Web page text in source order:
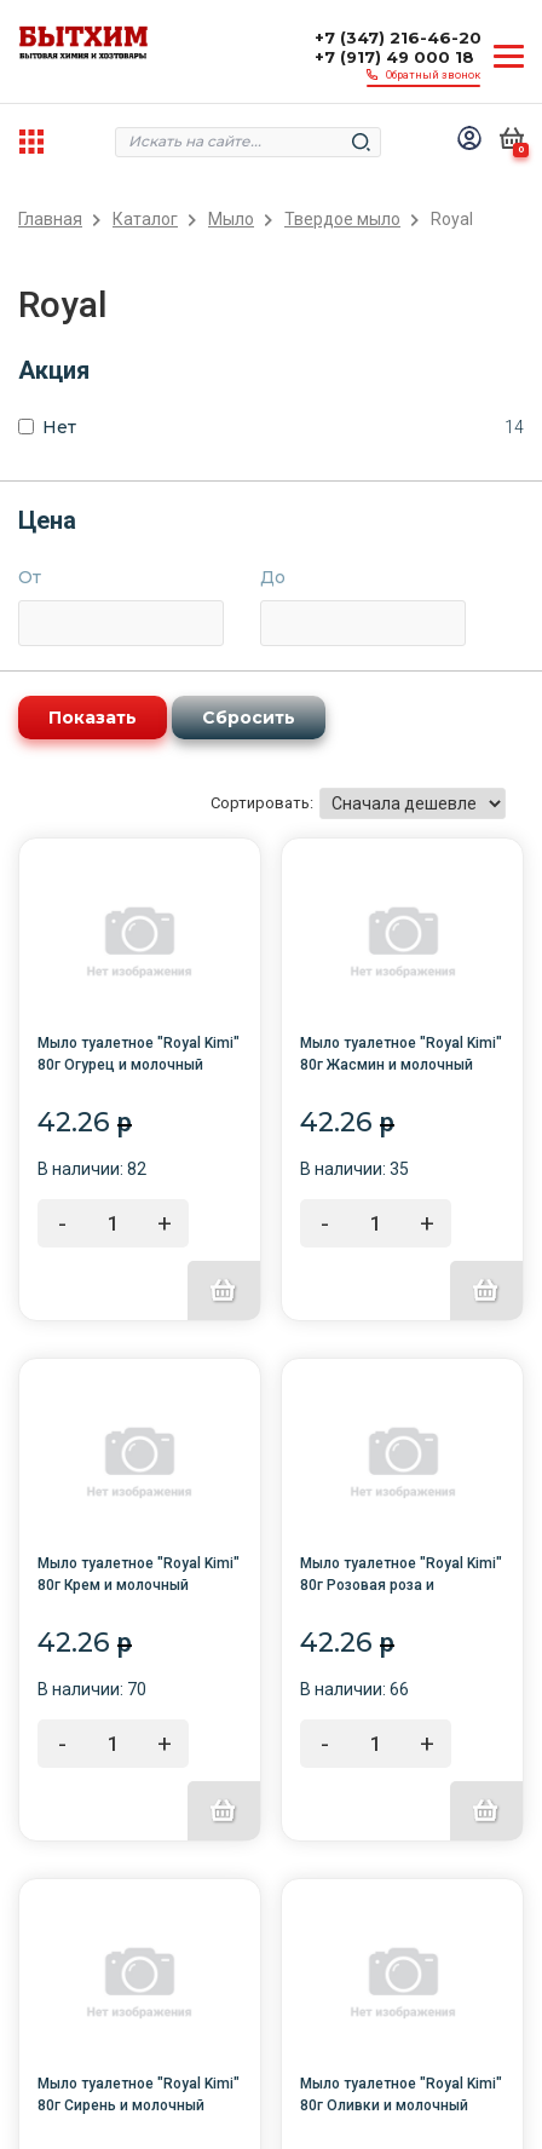
+7 (347) 216-46-20
+7 (917) 49 000 18
Обратный звонок
0
Главная Каталог Мыло Твердое мыло Royal
Royal
Акция
Нет 14
Цена
От До
Сортировать:
Мыло туалетное "Royal Kimi"
80г Огурец и молочный
42.26 p
В наличии: 82
- +
Мыло туалетное "Royal Kimi"
80г Жасмин и молочный
42.26p
В наличии: 35
- +
Мыло туалетное "Royal Kimi"
80г Крем и молочный
42.26 p
В наличии: 70
- +
Мыло туалетное "Royal Kimi"
80г Розовая роза и
42.26p
В наличии: 66
- +
Мыло туалетное "Royal Kimi"
80г Сирень и молочный
Мыло туалетное "Royal Kimi"
80г Оливки и молочный